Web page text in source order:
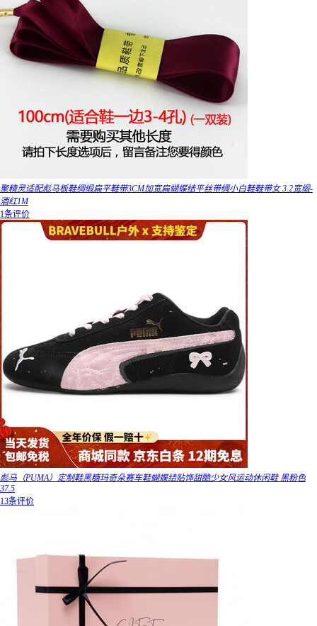
聚精灵适配彪马板鞋绸缎扁平鞋带3CM加宽扁蝴蝶结平丝带绸小白鞋鞋带女 3.2宽缎-
酒红1M
1条评价
彪马（PUMA）定制鞋黑糖玛奇朵赛车鞋蝴蝶结贴饰甜酷少女风运动休闲鞋 黑粉色
37.5
13条评价